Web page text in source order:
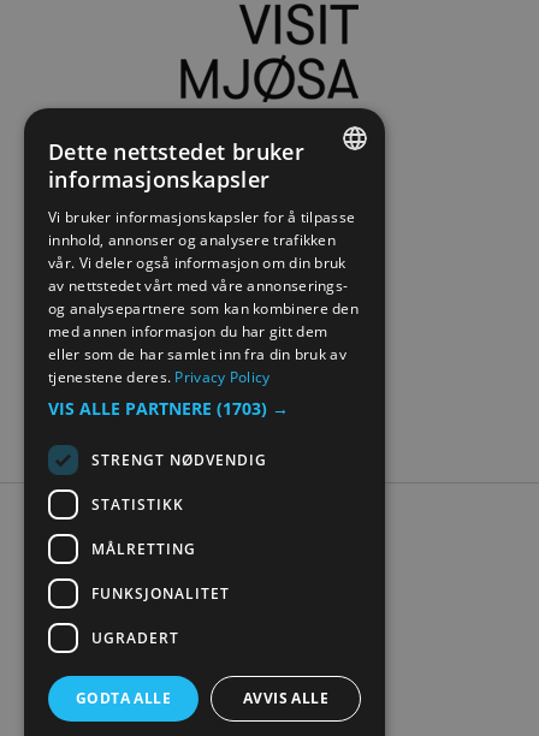
Tilgjengelighetserklæring
Personvern
Kontakt oss
Nettstedskart
NORWEGIAN
GERMAN
Dette nettstedet bruker
informasjonskapsler
Vi bruker informasjonskapsler for å tilpasse
innhold, annonser og analysere trafikken
vår. Vi deler også informasjon om din bruk
av nettstedet vårt med våre annonserings-
og analysepartnere som kan kombinere den
med annen informasjon du har gitt dem
eller som de har samlet inn fra din bruk av
tjenestene deres. Privacy Policy
VIS ALLE PARTNERE (1703) →
STRENGT NØDVENDIG
STATISTIKK
MÅLRETTING
FUNKSJONALITET
UGRADERT
GODTA ALLE AVVIS ALLE